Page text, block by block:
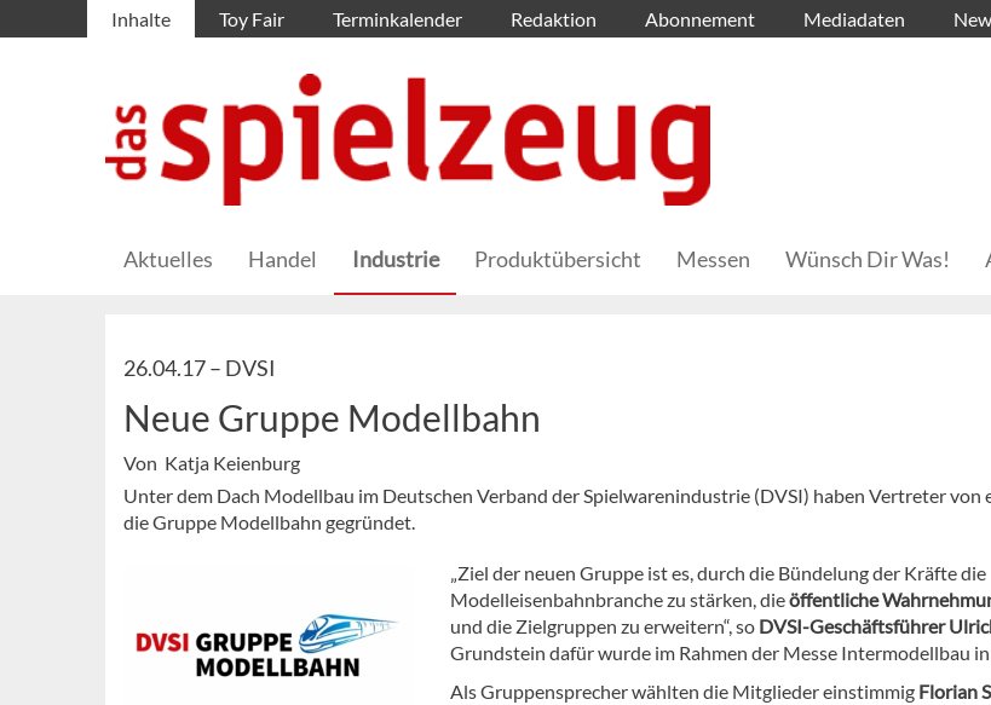
Inhalte Toy Fair Terminkalender Redaktion Abonnement Mediadaten
Aktuelles Handel Industrie Produktübersicht Messen Wünsch Dir Was!
26.04.17 – DVSI
Neue Gruppe Modellbahn
Von Katja Keienburg
Unter dem Dach Modellbau im Deutschen Verband der Spielwarenindustrie (DVSI) haben Vertreter von
die Gruppe Modellbahn gegründet.
„Ziel der neuen Gruppe ist es, durch die Bündelung der Kräfte die
Modelleisenbahnbranche zu stärken, dieöffentliche
und die Zielgruppen zu erweitern“, so DVSI-Geschäftsführer
Grundstein dafür wurde im Rahmen der Messe Intermodellbau
Als Gruppensprecher wählten die Mitglieder einstimmig Florian